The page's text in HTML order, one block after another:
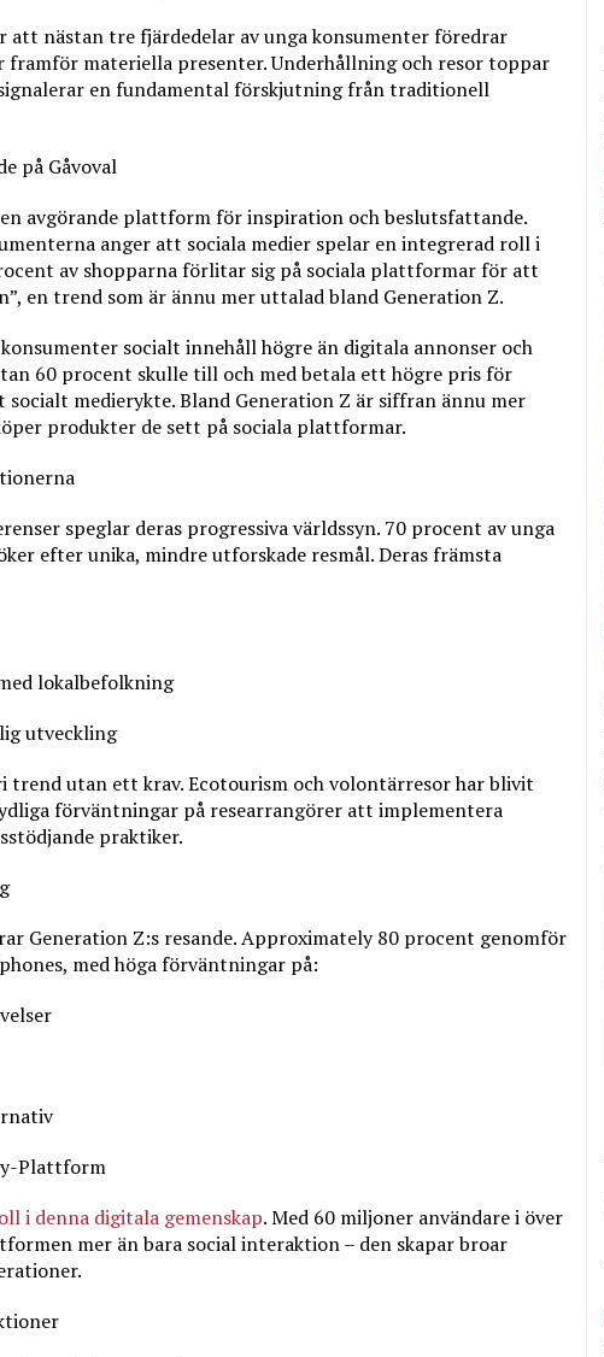
att nästan tre fjärdedelar av unga konsumenter föredrar
framför materiella presenter. Underhållning och resor toppar
en fundamental förskjutning från traditionell
på Gåvoval
avgörande plattform för inspiration och beslutsfattande.
anger att sociala medier spelar en integrerad roll i
av shopparna förlitar sig på sociala plattformar för att
en trend som är ännu mer uttalad bland Generation Z.
socialt innehåll högre än digitala annonser och
60 procent skulle till och med betala ett högre pris för
medierykte. Bland Generation Z är siffran ännu mer
produkter de sett på sociala plattformar.
speglar deras progressiva världssyn. 70 procent av unga
efter unika, mindre utforskade resmål. Deras främsta
lokalbefolkning
utveckling
trend utan ett krav. Ecotourism och volontärresor har blivit
förväntningar på researrangörer att implementera
praktiker.
Generation Z:s resande. Approximately 80 procent genomför
med höga förväntningar på:
Plattform
i denna digitala gemenskap. Med 60 miljoner användare i över
mer än bara social interaktion – den skapar broar